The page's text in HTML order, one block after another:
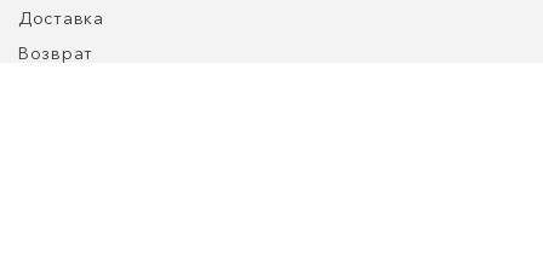
Доставка
Возврат